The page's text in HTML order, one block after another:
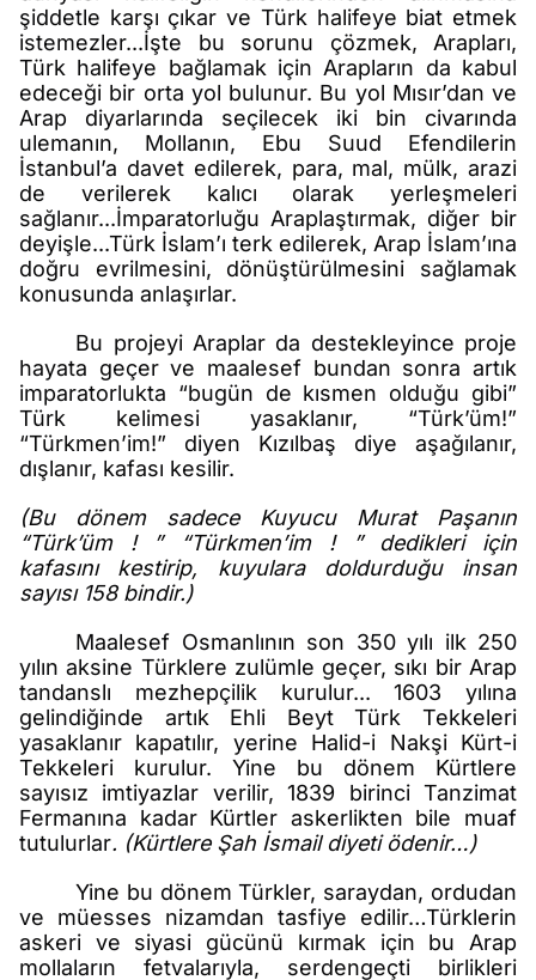
şiddetle karşı çıkar ve Türk halifeye biat etmek
istemezler...İşte bu sorunu çözmek, Arapları,
Türk halifeye bağlamak için Arapların da kabul
edeceği bir orta yol bulunur. Bu yol Mısır’dan ve
Arap diyarlarında seçilecek iki bin civarında
ulemanın, Mollanın, Ebu Suud Efendilerin
İstanbul’a davet edilerek, para, mal, mülk, arazi
de verilerek kalıcı olarak yerleşmeleri
sağlanır...İmparatorluğu Araplaştırmak, diğer bir
deyişle...Türk İslam’ı terk edilerek, Arap İslam’ına
doğru evrilmesini, dönüştürülmesini sağlamak
konusunda anlaşırlar.
Bu projeyi Araplar da destekleyince proje
hayata geçer ve maalesef bundan sonra artık
imparatorlukta “bugün de kısmen olduğu gibi”
Türk kelimesi yasaklanır, “Türk’üm!”
“Türkmen’im!” diyen Kızılbaş diye aşağılanır,
dışlanır, kafası kesilir.
(Bu dönem sadece Kuyucu Murat Paşanın
“Türk’üm ! ”
“Türkmen’im ! ” dedikleri için
kafasını kestirip, kuyulara doldurduğu insan
sayısı 158 bindir.)
Maalesef Osmanlının son 350 yılı ilk 250
yılın aksine Türklere zulümle geçer, sıkı bir Arap
tandanslı mezhepçilik kurulur... 1603 yılına
gelindiğinde artık Ehli Beyt Türk Tekkeleri
yasaklanır kapatılır, yerine Halid-i Nakşi Kürt-i
Tekkeleri kurulur. Yine bu dönem Kürtlere
sayısız imtiyazlar verilir, 1839 birinci Tanzimat
Fermanına kadar Kürtler askerlikten bile muaf
tutulurlar. (Kürtlere Şah İsmail diyeti ödenir…)
Yine bu dönem Türkler, saraydan, ordudan
ve müesses nizamdan tasfiye edilir…Türklerin
askeri ve siyasi gücünü kırmak için bu Arap
mollaların fetvalarıyla, serdengeçti birlikleri